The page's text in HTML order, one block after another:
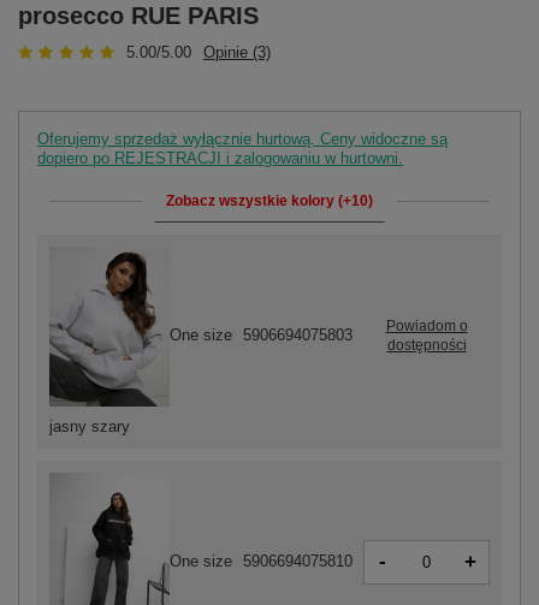
prosecco RUE PARIS
5.00/5.00 Opinie (3)
Oferujemy sprzedaż wyłącznie hurtową. Ceny widoczne są
dopiero po REJESTRACJI i zalogowaniu w hurtowni.
Zobacz wszystkie kolory (+10)
One size 5906694075810 - +
jasny szary
One size 5906694075803
Powiadom o
dostępności